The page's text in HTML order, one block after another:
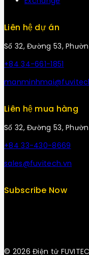
Liên hệ dự án
Số 32, Đường 53,
+84 34-661-1851
Liên hệ mua hàng
Số 32, Đường 53,
+84 33-430-8669
sales@fuvitech.vn
Subscribe Now
© 2026 Điện tử